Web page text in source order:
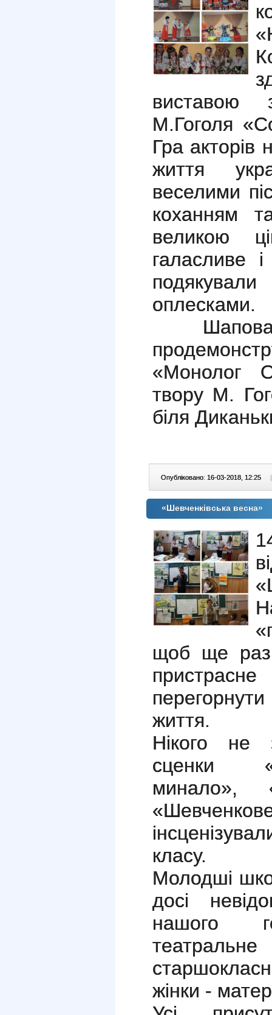
виставою
М.Гоголя
Гра
життя
веселими
коханням
великою
галасливе
оплесками.
Шаповал
«Монолог
твору М.
біля
Опубліковано: 16-03-2018, 12:25 |
«Шевченківська весна»
щоб ще раз
життя.
Нікого не
сценки
минало»,
класу.
Молодші
досі
нашого
жінки -